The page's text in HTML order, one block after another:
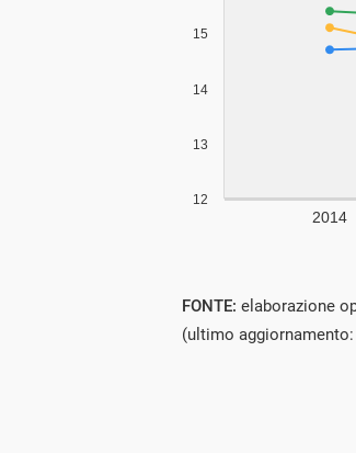
FONTE: elaborazione
(ultimo